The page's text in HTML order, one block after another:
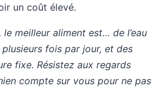
un coût élevé.
meilleur aliment est… de l’eau
fois par jour, et des
fixe. Résistez aux regards
compte sur vous pour ne pas